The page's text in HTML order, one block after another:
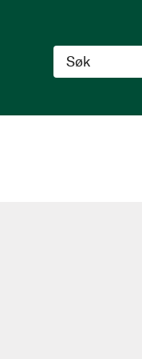
Søk